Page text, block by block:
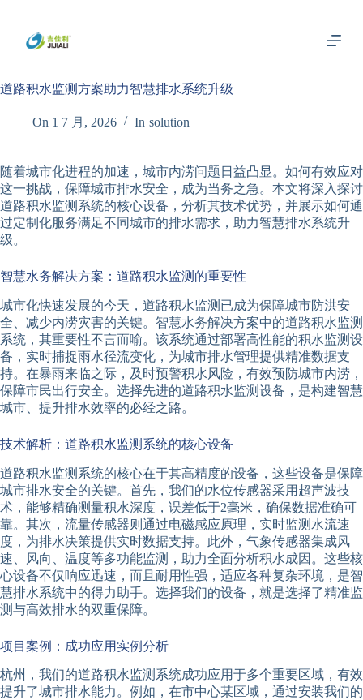
内
道路积水监测方案助力智慧排水系统升级
On 1 7 月, 2026 In solution
随着城市化进程的加速，城市内涝问题日益凸显。如何有效应对
这一挑战，保障城市排水安全，成为当务之急。本文将深入探讨
道路积水监测系统的核心设备，分析其技术优势，并展示如何通
过定制化服务满足不同城市的排水需求，助力智慧排水系统升
级。
智慧水务解决方案：道路积水监测的重要性
城市化快速发展的今天，道路积水监测已成为保障城市防洪安
全、减少内涝灾害的关键。智慧水务解决方案中的道路积水监测
系统，其重要性不言而喻。该系统通过部署高性能的积水监测设
备，实时捕捉雨水径流变化，为城市排水管理提供精准数据支
持。在暴雨来临之际，及时预警积水风险，有效预防城市内涝，
保障市民出行安全。选择先进的道路积水监测设备，是构建智慧
城市、提升排水效率的必经之路。
技术解析：道路积水监测系统的核心设备
道路积水监测系统的核心在于其高精度的设备，这些设备是保障
城市排水安全的关键。首先，我们的水位传感器采用超声波技
术，能够精确测量积水深度，误差低于2毫米，确保数据准确可
靠。其次，流量传感器则通过电磁感应原理，实时监测水流速
度，为排水决策提供实时数据支持。此外，气象传感器集成风
速、风向、温度等多功能监测，助力全面分析积水成因。这些核
心设备不仅响应迅速，而且耐用性强，适应各种复杂环境，是智
慧排水系统中的得力助手。选择我们的设备，就是选择了精准监
测与高效排水的双重保障。
项目案例：成功应用实例分析
杭州，我们的道路积水监测系统成功应用于多个重要区域，有效
提升了城市排水能力。例如，在市中心某区域，通过安装我们的